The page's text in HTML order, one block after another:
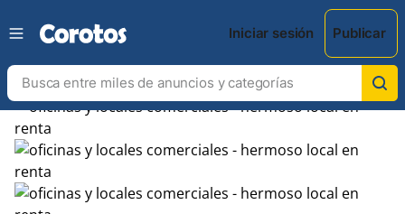
Iniciar sesión Publicar